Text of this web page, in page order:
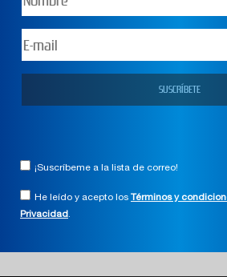
¡Suscríbeme a la lista de correo!
He leído y acepto los Términos y
Privacidad.